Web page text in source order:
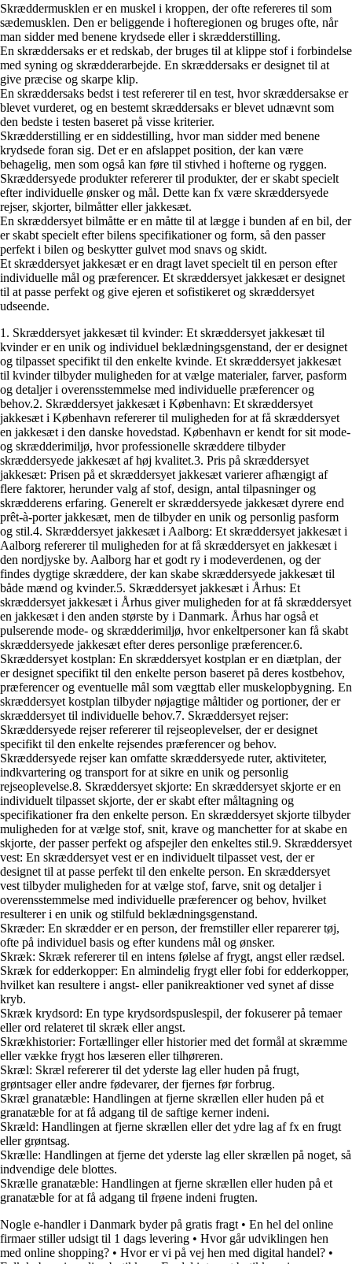
Skræddermusklen er en muskel i kroppen, der ofte refereres til som
sædemusklen. Den er beliggende i hofteregionen og bruges ofte, når
man sidder med benene krydsede eller i skrædderstilling.
En skræddersaks er et redskab, der bruges til at klippe stof i forbindelse
med syning og skrædderarbejde. En skræddersaks er designet til at
give præcise og skarpe klip.
En skræddersaks bedst i test refererer til en test, hvor skræddersakse er
blevet vurderet, og en bestemt skræddersaks er blevet udnævnt som
den bedste i testen baseret på visse kriterier.
Skrædderstilling er en siddestilling, hvor man sidder med benene
krydsede foran sig. Det er en afslappet position, der kan være
behagelig, men som også kan føre til stivhed i hofterne og ryggen.
Skræddersyede produkter refererer til produkter, der er skabt specielt
efter individuelle ønsker og mål. Dette kan fx være skræddersyede
rejser, skjorter, bilmåtter eller jakkesæt.
En skræddersyet bilmåtte er en måtte til at lægge i bunden af en bil, der
er skabt specielt efter bilens specifikationer og form, så den passer
perfekt i bilen og beskytter gulvet mod snavs og skidt.
Et skræddersyet jakkesæt er en dragt lavet specielt til en person efter
individuelle mål og præferencer. Et skræddersyet jakkesæt er designet
til at passe perfekt og give ejeren et sofistikeret og skræddersyet
udseende.
1. Skræddersyet jakkesæt til kvinder: Et skræddersyet jakkesæt til
kvinder er en unik og individuel beklædningsgenstand, der er designet
og tilpasset specifikt til den enkelte kvinde. Et skræddersyet jakkesæt
til kvinder tilbyder muligheden for at vælge materialer, farver, pasform
og detaljer i overensstemmelse med individuelle præferencer og
behov.2. Skræddersyet jakkesæt i København: Et skræddersyet
jakkesæt i København refererer til muligheden for at få skræddersyet
en jakkesæt i den danske hovedstad. København er kendt for sit mode-
og skrædderimiljø, hvor professionelle skræddere tilbyder
skræddersyede jakkesæt af høj kvalitet.3. Pris på skræddersyet
jakkesæt: Prisen på et skræddersyet jakkesæt varierer afhængigt af
flere faktorer, herunder valg af stof, design, antal tilpasninger og
skrædderens erfaring. Generelt er skræddersyede jakkesæt dyrere end
prêt-à-porter jakkesæt, men de tilbyder en unik og personlig pasform
og stil.4. Skræddersyet jakkesæt i Aalborg: Et skræddersyet jakkesæt i
Aalborg refererer til muligheden for at få skræddersyet en jakkesæt i
den nordjyske by. Aalborg har et godt ry i modeverdenen, og der
findes dygtige skræddere, der kan skabe skræddersyede jakkesæt til
både mænd og kvinder.5. Skræddersyet jakkesæt i Århus: Et
skræddersyet jakkesæt i Århus giver muligheden for at få skræddersyet
en jakkesæt i den anden største by i Danmark. Århus har også et
pulserende mode- og skrædderimiljø, hvor enkeltpersoner kan få skabt
skræddersyede jakkesæt efter deres personlige præferencer.6.
Skræddersyet kostplan: En skræddersyet kostplan er en diætplan, der
er designet specifikt til den enkelte person baseret på deres kostbehov,
præferencer og eventuelle mål som vægttab eller muskelopbygning. En
skræddersyet kostplan tilbyder nøjagtige måltider og portioner, der er
skræddersyet til individuelle behov.7. Skræddersyet rejser:
Skræddersyede rejser refererer til rejseoplevelser, der er designet
specifikt til den enkelte rejsendes præferencer og behov.
Skræddersyede rejser kan omfatte skræddersyede ruter, aktiviteter,
indkvartering og transport for at sikre en unik og personlig
rejseoplevelse.8. Skræddersyet skjorte: En skræddersyet skjorte er en
individuelt tilpasset skjorte, der er skabt efter måltagning og
specifikationer fra den enkelte person. En skræddersyet skjorte tilbyder
muligheden for at vælge stof, snit, krave og manchetter for at skabe en
skjorte, der passer perfekt og afspejler den enkeltes stil.9. Skræddersyet
vest: En skræddersyet vest er en individuelt tilpasset vest, der er
designet til at passe perfekt til den enkelte person. En skræddersyet
vest tilbyder muligheden for at vælge stof, farve, snit og detaljer i
overensstemmelse med individuelle præferencer og behov, hvilket
resulterer i en unik og stilfuld beklædningsgenstand.
Skræder: En skrædder er en person, der fremstiller eller reparerer tøj,
ofte på individuel basis og efter kundens mål og ønsker.
Skræk: Skræk refererer til en intens følelse af frygt, angst eller rædsel.
Skræk for edderkopper: En almindelig frygt eller fobi for edderkopper,
hvilket kan resultere i angst- eller panikreaktioner ved synet af disse
kryb.
Skræk krydsord: En type krydsordspuslespil, der fokuserer på temaer
eller ord relateret til skræk eller angst.
Skrækhistorier: Fortællinger eller historier med det formål at skræmme
eller vække frygt hos læseren eller tilhøreren.
Skræl: Skræl refererer til det yderste lag eller huden på frugt,
grøntsager eller andre fødevarer, der fjernes før forbrug.
Skræl granatæble: Handlingen at fjerne skrællen eller huden på et
granatæble for at få adgang til de saftige kerner indeni.
Skræld: Handlingen at fjerne skrællen eller det ydre lag af fx en frugt
eller grøntsag.
Skrælle: Handlingen at fjerne det yderste lag eller skrællen på noget, så
indvendige dele blottes.
Skrælle granatæble: Handlingen at fjerne skrællen eller huden på et
granatæble for at få adgang til frøene indeni frugten.
Nogle e-handler i Danmark byder på gratis fragt • En hel del online
firmaer stiller udsigt til 1 dags levering • Hvor går udviklingen hen
med online shopping? • Hvor er vi på vej hen med digital handel? •